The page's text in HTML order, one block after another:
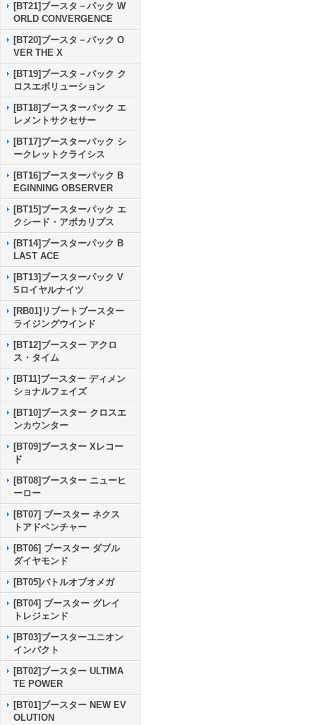
[BT21]ブースタ－パック W
ORLD CONVERGENCE
[BT20]ブースタ－パック O
VER THE X
[BT19]ブースタ－パック ク
ロスエボリューション
[BT18]ブースターパック エ
レメントサクセサー
[BT17]ブースターパック シ
ークレットクライシス
[BT16]ブースターパック B
EGINNING OBSERVER
[BT15]ブースターパック エ
クシード・アポカリプス
[BT14]ブースターパック B
LAST ACE
[BT13]ブースターパック V
Sロイヤルナイツ
[RB01]リブートブースター
ライジングウインド
[BT12]ブースター アクロ
ス・タイム
[BT11]ブースター ディメン
ショナルフェイズ
[BT10]ブースター クロスエ
ンカウンター
[BT09]ブースター Xレコー
ド
[BT08]ブースター ニューヒ
ーロー
[BT07] ブースター ネクス
トアドベンチャー
[BT06] ブースター ダブル
ダイヤモンド
[BT05]バトルオブオメガ
[BT04] ブースター グレイ
トレジェンド
[BT03]ブースターユニオン
インパクト
[BT02]ブースター ULTIMA
TE POWER
[BT01]ブースター NEW EV
OLUTION